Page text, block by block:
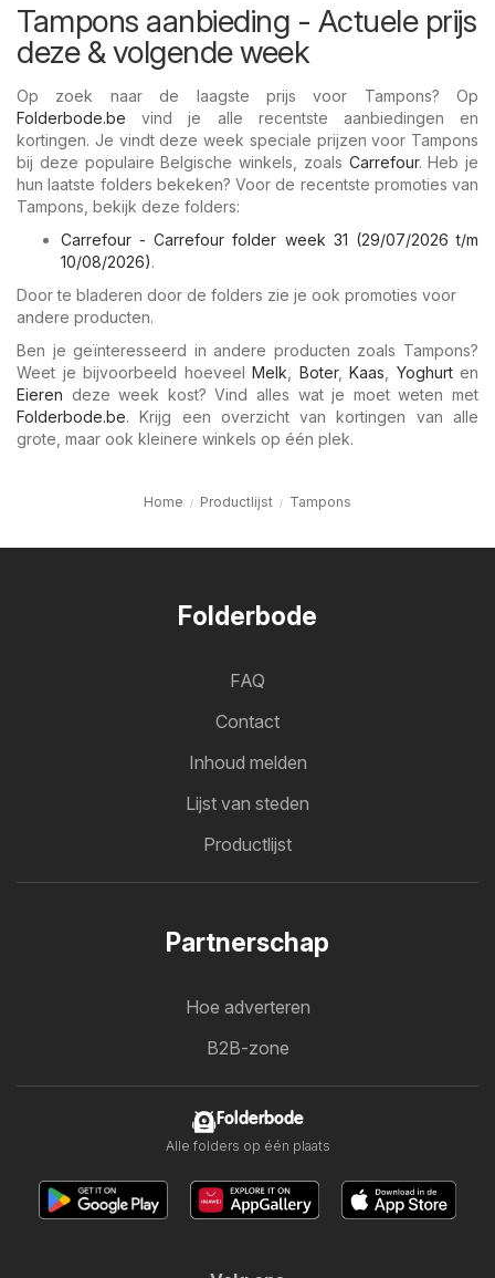
Tampons aanbieding - Actuele prijs
deze & volgende week
Op zoek naar de laagste prijs voor Tampons? Op
Folderbode.be vind je alle recentste aanbiedingen en
kortingen. Je vindt deze week speciale prijzen voor Tampons
bij deze populaire Belgische winkels, zoals Carrefour. Heb je
hun laatste folders bekeken? Voor de recentste promoties van
Tampons, bekijk deze folders:
Carrefour - Carrefour folder week 31 (29/07/2026 t/m
10/08/2026).
Door te bladeren door de folders zie je ook promoties voor
andere producten.
Ben je geïnteresseerd in andere producten zoals Tampons?
Weet je bijvoorbeeld hoeveel Melk Boter, Kaas Yoghurten
Eieren deze week kost? Vind alles wat je moet weten met
Folderbode.be. Krijg een overzicht van kortingen van alle
grote, maar ook kleinere winkels op één plek.
Home Productlijst Tampons
Folderbode
FAQ
Contact
Inhoud melden
Lijst van steden
Productlijst
Partnerschap
Hoe adverteren
B2B-zone
Folderbode
Alle folders op één plaats